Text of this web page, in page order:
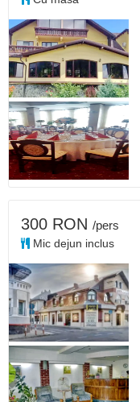
300 RON /pers
Mic dejun inclus